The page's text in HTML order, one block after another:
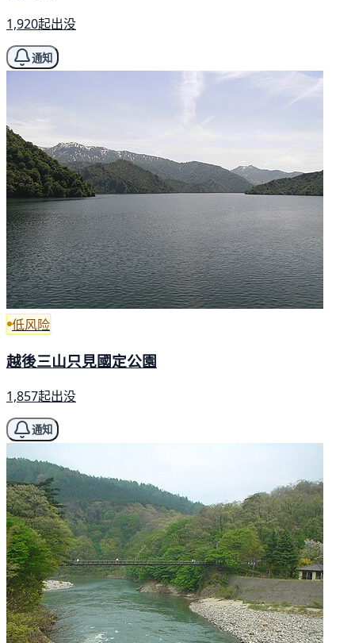
1,920起出没
通知
低风险
越後三山只見國定公園
1,857起出没
通知